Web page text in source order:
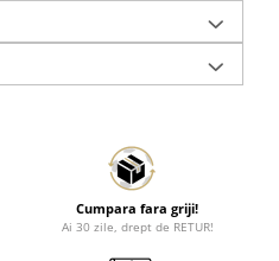
Cumpara fara griji!
Ai 30 zile, drept de RETUR!